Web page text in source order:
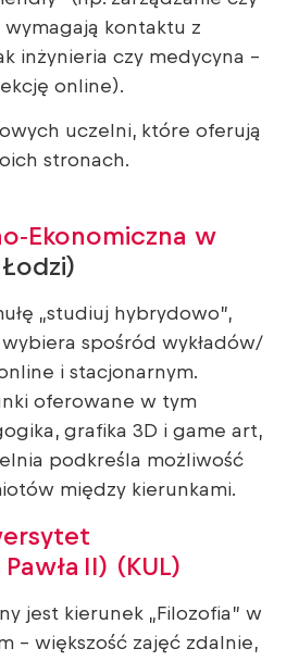
kontaktu z
inżynieria czy medycyna –
online).
uczelni, które oferują
stronach.
w
„studiuj hybrydowo”,
spośród wykładów/
i stacjonarnym.
oferowane w tym
grafika 3D i game art,
podkreśla możliwość
między kierunkami.
II) (KUL)
jest kierunek „Filozofia” w
– większość zajęć zdalnie,